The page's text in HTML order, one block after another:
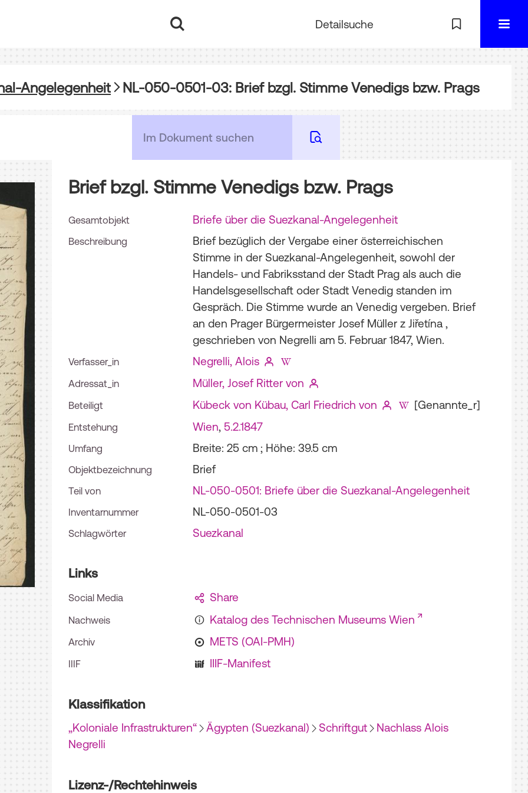
Detailsuche
Angelegenheit NL-050-0501-03: Brief bzgl. Stimme Venedigs bzw. Prags
Brief bzgl. Stimme Venedigs bzw. Prags
Gesamtobjekt Briefe über die Suezkanal-Angelegenheit
Beschreibung
Brief bezüglich der Vergabe einer österreichischen
Stimme in der Suezkanal-Angelegenheit, sowohl der
Handels- und Fabriksstand der Stadt Prag als auch die
Handelsgesellschaft oder Stadt­ Venedig standen im
Gespräch. Die Stimme wurde an Venedig vergeben. Brief
an den Prager Bürgermeister Josef Müller z Jiřetína ,
geschrieben von Negrelli am 5. Februar 1847, Wien.
Verfasser_in Negrelli, Alois
Adressat_in Müller, Josef Ritter von
Beteiligt Kübeck von Kübau, Carl Friedrich von [Genannte_r]
Entstehung Wien, 5.2.1847
Umfang Breite: 25 cm ; Höhe: 39.5 cm
Objektbezeichnung Brief
Teil von NL-050-0501: Briefe über die Suezkanal-Angelegenheit
Inventarnummer NL-050-0501-03
Schlagwörter Suezkanal
Links
Social Media Share
Nachweis Katalog des Technischen Museums Wien
Archiv METS (OAI-PMH)
IIIF IIIF-Manifest
Klassifikation
„Koloniale Infrastrukturen“ Ägypten (Suezkanal) Schriftgut
Nachlass Alois
Negrelli
Lizenz-/Rechtehinweis